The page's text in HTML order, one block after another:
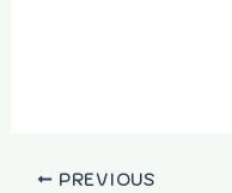
PREVIOUS